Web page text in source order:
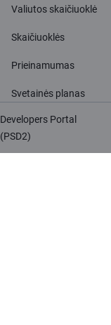
Valiutos skaičiuoklė
Skaičiuoklės
Prieinamumas
Svetainės planas
Developers Portal
(PSD2)